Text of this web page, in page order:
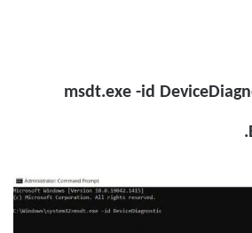
msdt.exe -id